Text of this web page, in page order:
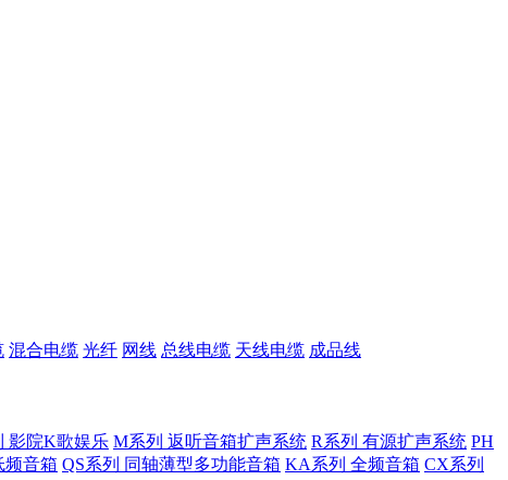
混合电缆 光纤 网线 总线电缆 天线电缆 成品线
影院K歌娱乐 M系列 返听音箱扩声系统 R系列 有源扩声系统 PH
频音箱 QS系列 同轴薄型多功能音箱 KA系列 全频音箱 CX系列